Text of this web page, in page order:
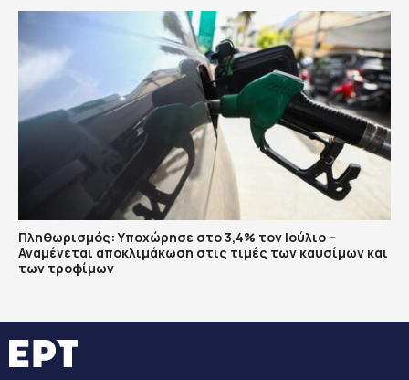
Πληθωρισμός: Υποχώρησε στο 3,4% τον Ιούλιο –
Αναμένεται αποκλιμάκωση στις τιμές των καυσίμων και
των τροφίμων